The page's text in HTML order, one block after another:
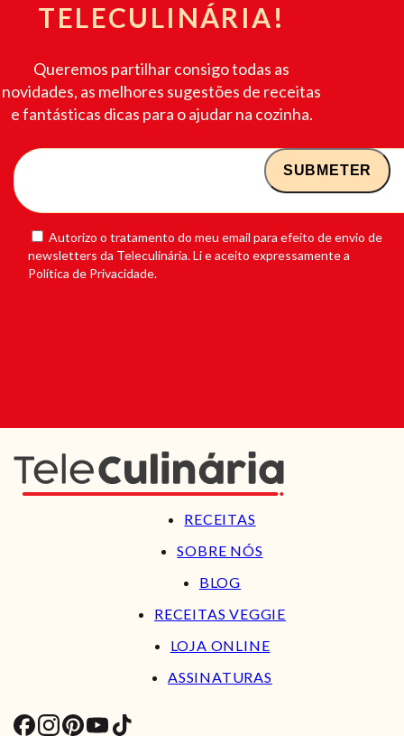
TELECULINÁRIA!
Queremos partilhar consigo todas as
novidades, as melhores sugestões de receitas
e fantásticas dicas para o ajudar na cozinha.
Autorizo o tratamento do meu email para efeito de envio de
newsletters da Teleculinária. Li e aceito expressamente a
Política de Privacidade.
RECEITAS
SOBRE NÓS
BLOG
RECEITAS VEGGIE
LOJA ONLINE
ASSINATURAS